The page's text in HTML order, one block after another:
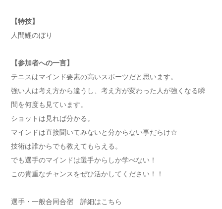
【特技】
人間鯉のぼり
【参加者への一言】
テニスはマインド要素の高いスポーツだと思います。
強い人は考え方から違うし、考え方が変わった人が強くなる瞬
間を何度も見ています。
ショットは見れば分かる。
マインドは直接聞いてみないと分からない事だらけ☆
技術は誰からでも教えてもらえる。
でも選手のマインドは選手からしか学べない！
この貴重なチャンスをぜひ活かしてください！！
選手・一般合同合宿 詳細はこちら